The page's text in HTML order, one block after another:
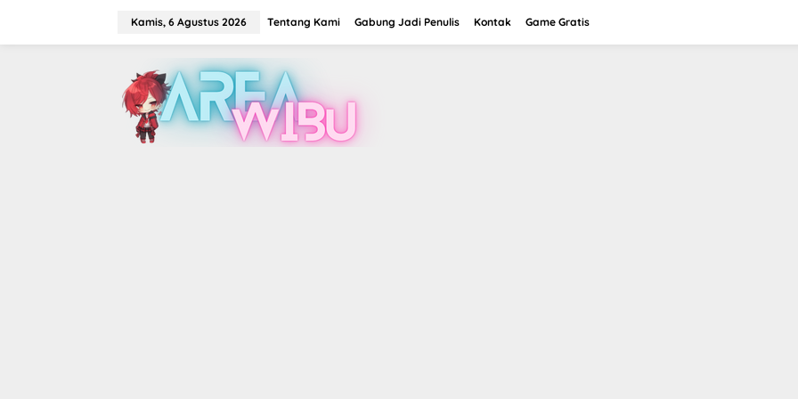
Kamis, 6 Agustus 2026 Tentang Kami Gabung Jadi Penulis Kontak Game Gratis